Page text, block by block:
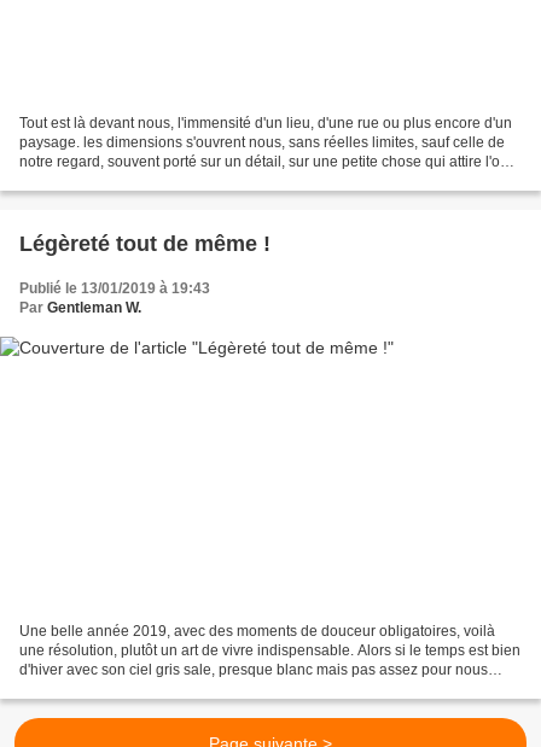
Tout est là devant nous, l'immensité d'un lieu, d'une rue ou plus encore d'un
paysage. les dimensions s'ouvrent nous, sans réelles limites, sauf celle de
notre regard, souvent porté sur un détail, sur une petite chose qui attire l'oeil,
Légèreté tout de même !
Publié le 13/01/2019 à 19:43
Par Gentleman W.
Une belle année 2019, avec des moments de douceur obligatoires, voilà
une résolution, plutôt un art de vivre indispensable. Alors si le temps est bien
d'hiver avec son ciel gris sale, presque blanc mais pas assez pour nous
Page suivante >